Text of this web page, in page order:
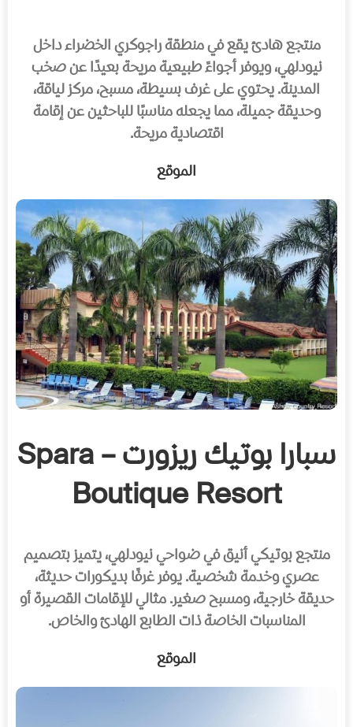
منتجع هادئ يقع في منطقة راجوكري الخضراء داخل
نيودلهي، ويوفر أجواءً طبيعية مريحة بعيدًا عن صخب
المدينة. يحتوي على غرف بسيطة، مسبح، مركز لياقة،
وحديقة جميلة، مما يجعله مناسبًا للباحثين عن إقامة
اقتصادية مريحة.
الموقع
سبارا بوتيك ريزورت – Spara
Boutique Resort
منتجع بوتيكي أنيق في ضواحي نيودلهي، يتميز بتصميم
عصري وخدمة شخصية. يوفر غرفًا بديكورات حديثة،
حديقة خارجية، ومسبح صغير. مثالي للإقامات القصيرة أو
المناسبات الخاصة ذات الطابع الهادئ والخاص.
الموقع